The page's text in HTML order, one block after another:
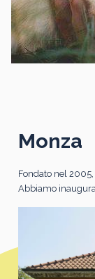
Monza
Fondato nel
Abbiamo